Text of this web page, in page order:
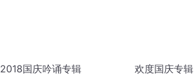
2018国庆吟诵专辑 欢度国庆专辑